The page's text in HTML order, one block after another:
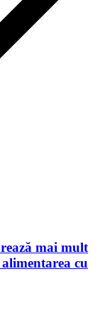
mai mult
cu